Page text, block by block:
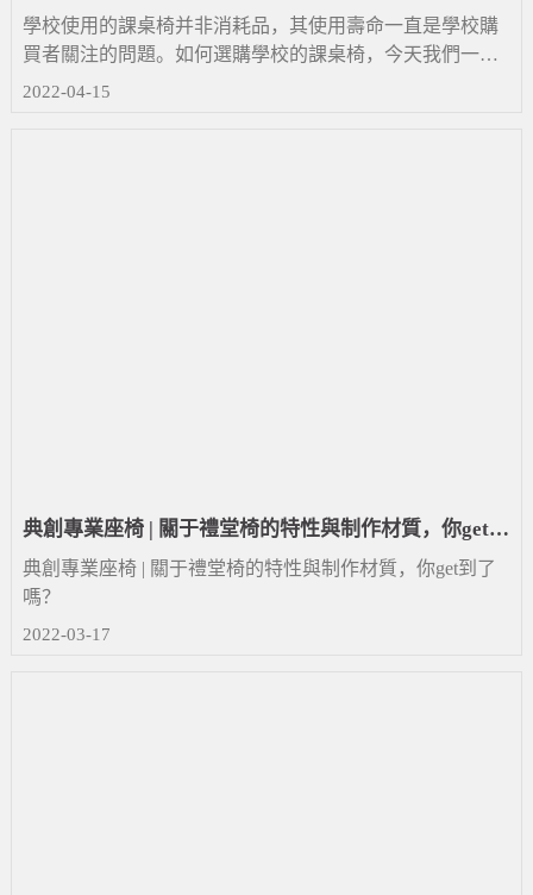
學校使用的課桌椅并非消耗品，其使用壽命一直是學校購
買者關注的問題。如何選購學校的課桌椅，今天我們一起
來談談，如果你有不同的想法或意見，歡迎分享。
2022-04-15
典創專業座椅 | 關于禮堂椅的特性與制作材質，你get到
了嗎？
典創專業座椅 | 關于禮堂椅的特性與制作材質，你get到了
嗎？
2022-03-17